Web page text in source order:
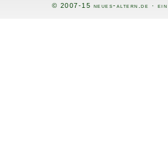
© 2007-15 neues-altern.de ·